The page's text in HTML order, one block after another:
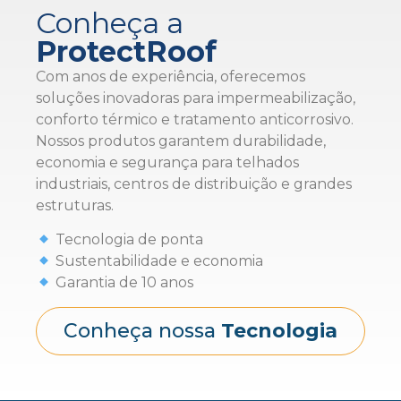
Conheça a
ProtectRoof
Com anos de experiência, oferecemos
soluções inovadoras para impermeabilização,
conforto térmico e tratamento anticorrosivo.
Nossos produtos garantem durabilidade,
economia e segurança para telhados
industriais, centros de distribuição e grandes
estruturas.
Tecnologia de ponta
Sustentabilidade e economia
Garantia de 10 anos
Conheça nossa Tecnologia